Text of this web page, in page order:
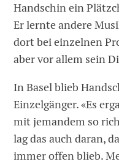
Handschin ein
Er lernte andere
dort bei einzelnen
aber vor allem sein
In Basel blieb
Einzelgänger. «Es
mit jemandem so
lag das auch daran,
immer offen blieb.